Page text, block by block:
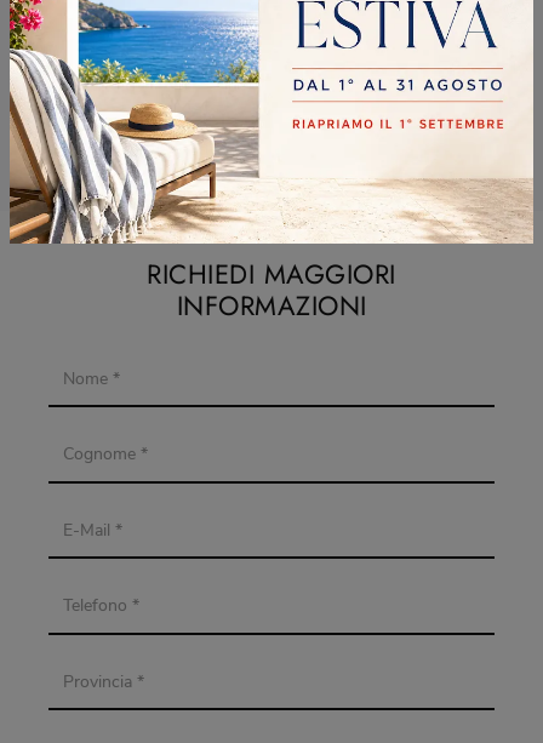
Letti Twils Cinisello Balsamo
Letti Twils Cologno Monzese
Letti Twils Desio
RICHIEDI MAGGIORI
INFORMAZIONI